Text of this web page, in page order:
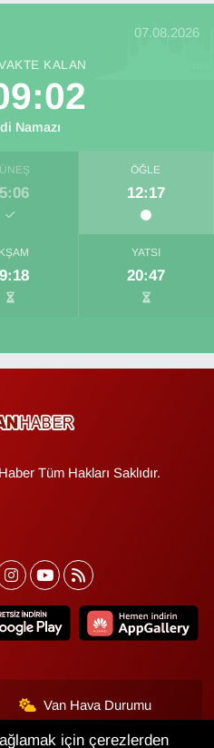
07.08.2026
KALAN
Namazı
ÖĞLE
12:17
YATSI
20:47
Tüm Hakları Saklıdır.
Van Hava Durumu
Van Trafik Yoğunluk
için çerezlerden